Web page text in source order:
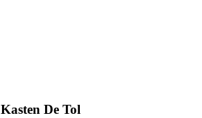
Kasten De Tol